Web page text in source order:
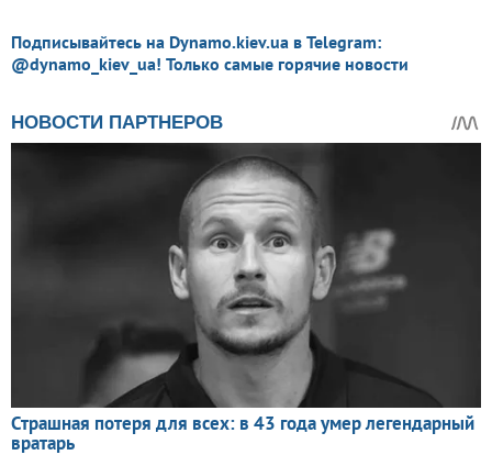
Подписывайтесь на Dynamo.kiev.ua в Telegram:
@dynamo_kiev_ua! Только самые горячие новости